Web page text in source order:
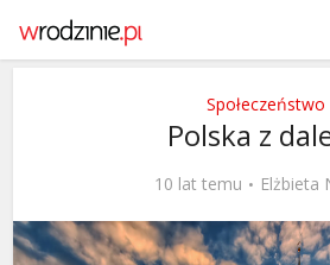
Społeczeństwo
Polska z
10 lat temu Elżbieta